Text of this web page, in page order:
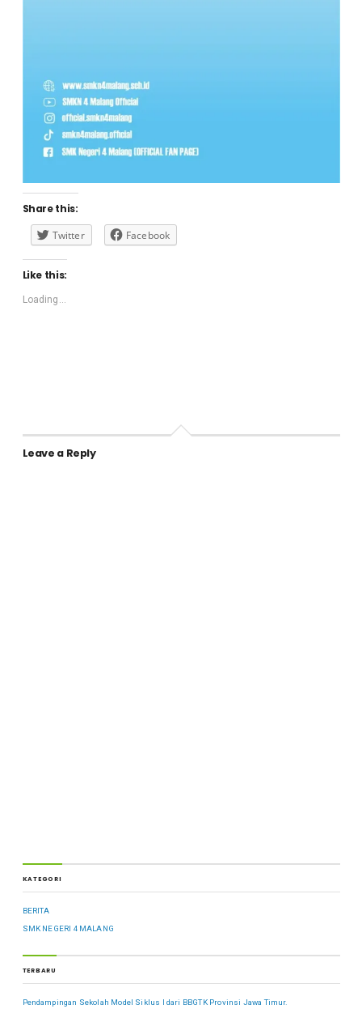
Share this:
Twitter
Facebook
Like this:
Loading...
Leave a Reply
KATEGORI
BERITA
SMK NEGERI 4 MALANG
TERBARU
Pendampingan Sekolah Model Siklus I dari BBGTK Provinsi Jawa Timur.